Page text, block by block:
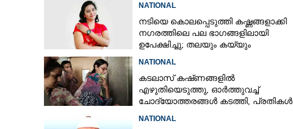
NATIONAL
നടിയെ കൊലപ്പെടുത്തി കഷ്ണങ്ങളാക്കി
നഗരത്തിലെ പല ഭാഗങ്ങളിലായി
ഉപേക്ഷിച്ചു; തലയും കയ്യും
NATIONAL
കടലാസ് കഷ്‌ണങ്ങളിൽ
എഴുതിയെടുത്തു, ഓർത്തുവച്ച്
ചോദ്യോത്തരങ്ങൾ കടത്തി, പ്രതികൾ
NATIONAL